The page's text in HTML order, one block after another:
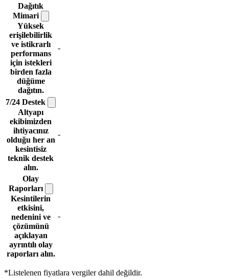
Dağıtık
Mimari
Yüksek
erişilebilirlik
ve istikrarlı
performans
için istekleri
birden fazla
düğüme
dağıtın.
-
7/24 Destek
Altyapı
ekibimizden
ihtiyacınız
olduğu her an
kesintisiz
teknik destek
alın.
-
Olay
Raporları
Kesintilerin
etkisini,
nedenini ve
çözümünü
açıklayan
ayrıntılı olay
raporları alın.
-
*Listelenen fiyatlara vergiler dahil değildir.